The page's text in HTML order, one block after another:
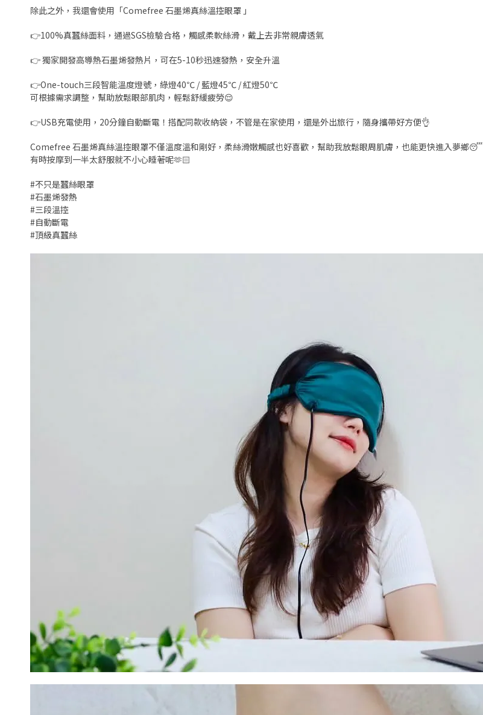
除此之外，我還會使用「Comefree 石墨烯真絲溫控眼罩 」
👉100%真蠶絲面料，通過SGS檢驗合格，觸感柔軟絲滑，戴上去非常親膚透氣
👉 獨家開發高導熱石墨烯發熱片，可在5-10秒迅速發熱，安全升溫
👉One-touch三段智能溫度燈號，綠燈40℃ / 藍燈45℃ / 紅燈50℃
可根據需求調整，幫助放鬆眼部肌肉，輕鬆舒緩疲勞😌
👉USB充電使用，20分鐘自動斷電！搭配同款收納袋，不管是在家使用，還是外出旅行，隨身攜帶好方便👌
Comefree 石墨烯真絲溫控眼罩不僅溫度溫和剛好，柔絲滑嫩觸感也好喜歡，幫助我放鬆眼周肌膚，也能更快進入夢鄉😴
有時按摩到一半太舒服就不小心睡著呢🫶🏻
#不只是蠶絲眼罩
#石墨烯發熱
#三段溫控
#自動斷電
#頂級真蠶絲